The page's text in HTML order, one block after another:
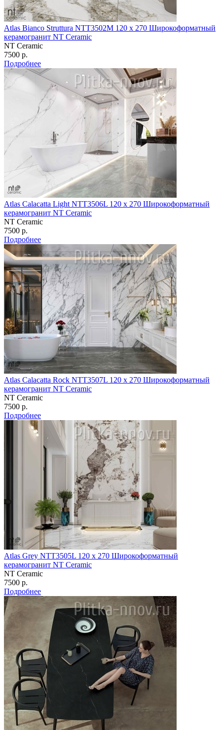
Atlas Bianco Struttura NTT3502M 120 х 270 Широкоформатный
керамогранит NT Ceramic
NT Ceramic
7500 р.
Подробнее
Atlas Calacatta Light NTT3506L 120 х 270 Широкоформатный
керамогранит NT Ceramic
NT Ceramic
7500 р.
Подробнее
Atlas Calaсatta Rock NTT3507L 120 х 270 Широкоформатный
керамогранит NT Ceramic
NT Ceramic
7500 р.
Подробнее
Atlas Grey NTT3505L 120 х 270 Широкоформатный
керамогранит NT Ceramic
NT Ceramic
7500 р.
Подробнее